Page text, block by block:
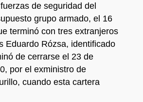
de seguridad del
grupo armado, el 16
terminó con tres extranjeros
Eduardo Rózsa, identificado
de cerrarse el 23 de
por el exministro de
cuando esta cartera